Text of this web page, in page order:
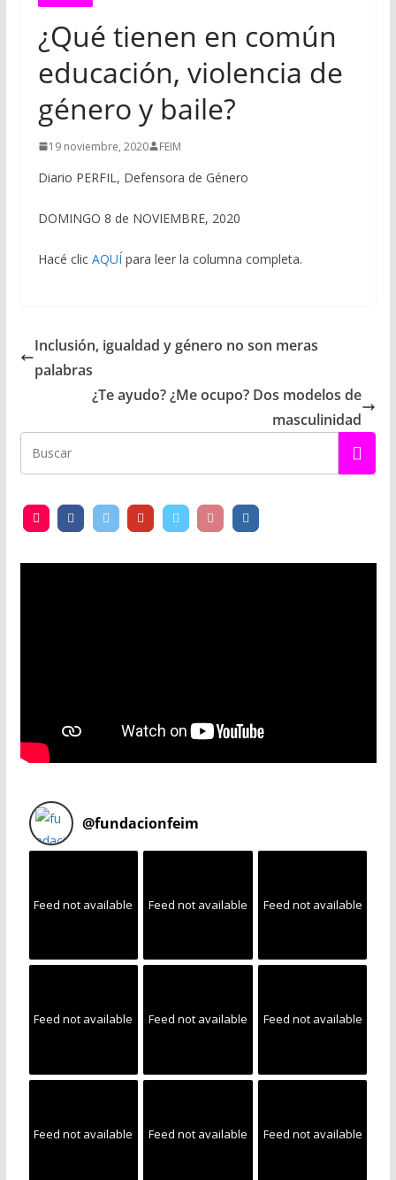
¿Qué tienen en común
educación, violencia de
género y baile?
19 noviembre, 2020 FEIM
Diario PERFIL, Defensora de Género
DOMINGO 8 de NOVIEMBRE, 2020
Hacé clic AQUÍpara leer la columna completa.
Inclusión, igualdad y género no son meras
palabras
¿Te ayudo? ¿Me ocupo? Dos modelos de
masculinidad
@fundacionfeim
Feed not available Feed not available Feed not available
Feed not available Feed not available Feed not available
Feed not available Feed not available Feed not available